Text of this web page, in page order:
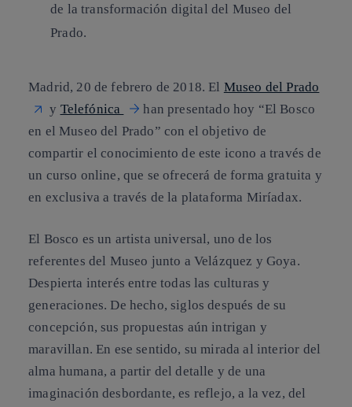
de la transformación digital del Museo del
Prado.
Madrid, 20 de febrero de 2018. El Museo del Prado
y Telefónica
han presentado hoy “El Bosco
en el Museo del Prado” con el objetivo de
compartir el conocimiento de este icono a través de
un curso online, que se ofrecerá de forma gratuita y
en exclusiva a través de la plataforma Miríadax.
El Bosco es un artista universal, uno de los
referentes del Museo junto a Velázquez y Goya.
Despierta interés entre todas las culturas y
generaciones. De hecho, siglos después de su
concepción, sus propuestas aún intrigan y
maravillan. En ese sentido, su mirada al interior del
alma humana, a partir del detalle y de una
imaginación desbordante, es reflejo, a la vez, del